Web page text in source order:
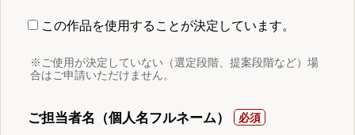
この作品を使用することが決定しています。
※ご使用が決定していない（選定段階、提案段階など）場
合はご申請いただけません。
ご担当者名（個人名フルネーム）